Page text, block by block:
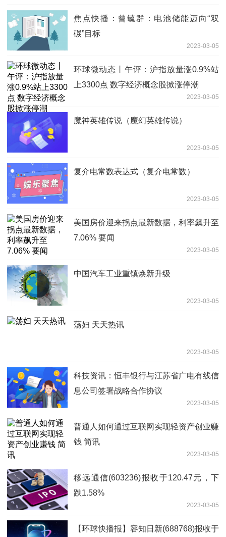
焦点快播：曾毓群：电池储能迈向“双
碳”目标
2023-03-05
环球微动态丨午评：沪指放量涨0.9%站
上3300点 数字经济概念股掀涨停潮
2023-03-05
魔神英雄传说（魔幻英雄传说）
2023-03-05
复介电常数表达式（复介电常数）
2023-03-05
美国房价迎来拐点最新数据，利率飙升至
7.06% 要闻
2023-03-05
中国汽车工业重镇焕新升级
2023-03-05
荡妇 天天热讯
2023-03-05
科技资讯：恒丰银行与江苏省广电有线信
息公司签署战略合作协议
2023-03-05
普通人如何通过互联网实现轻资产创业赚
钱 简讯
2023-03-05
移远通信(603236)报收于120.47元，下
跌1.58%
2023-03-05
【环球快播报】容知日新(688768)报收于